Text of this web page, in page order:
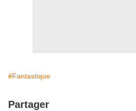
#Fantastique
Partager